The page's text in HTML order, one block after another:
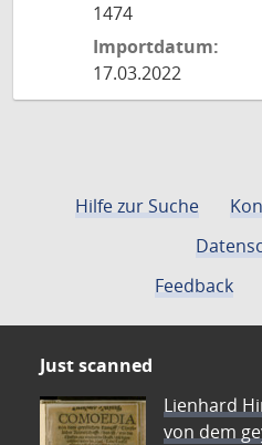
1474
Importdatum:
17.03.2022
Hilfe zur Suche
Feedback
Just scanned
Lienhard
von dem